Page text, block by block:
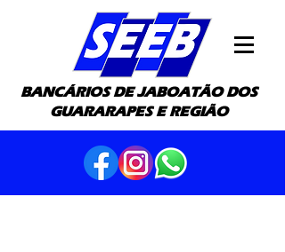
BANCÁRIOS DE JABOATÃO DOS
GUARARAPES E REGIÃO